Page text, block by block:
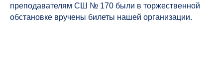
преподавателям СШ № 170 были в торжественной
обстановке вручены билеты нашей организации.